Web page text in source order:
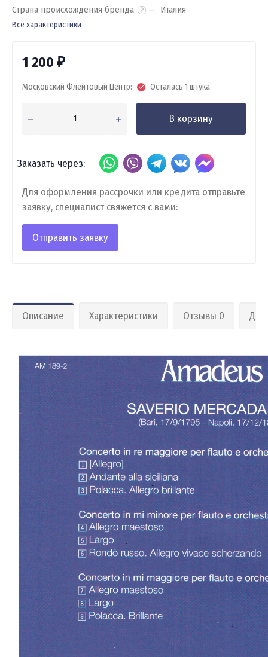
Страна происхождения бренда
Италия
Все характеристики
1 200 ₽
Московский Флейтовый Центр: Осталась 1 штука
В корзину
Заказать через:
Для оформления рассрочки или кредита отправьте
заявку, специалист свяжется с вами:
Отправить заявку
Описание Характеристики Отзывы 0